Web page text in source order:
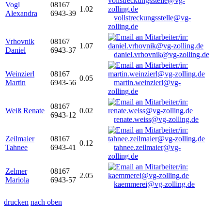
Vogl
Alexandra
08167
6943-39
1.02
vollstreckungsstelle@vg-
zolling.de
Vrhovnik
Daniel
08167
6943-37
1.07
daniel.vrhovnik@vg-zolling.de
Weinzierl
Martin
08167
6943-56
0.05
martin.weinzierl@vg-
zolling.de
Weiß Renate
08167
6943-12
0.02
renate.weiss@vg-zolling.de
Zeilmaier
Tahnee
08167
6943-41
0.12
tahnee.zeilmaier@vg-
zolling.de
Zelmer
Mariola
08167
6943-57
2.05
kaemmerei@vg-zolling.de
drucken nach oben